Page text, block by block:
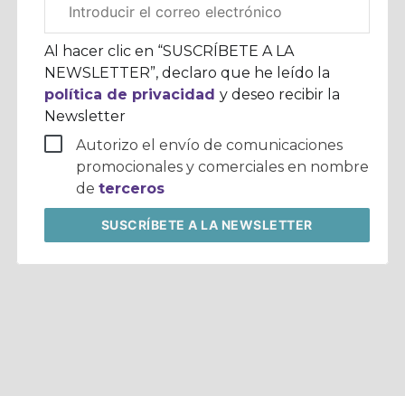
electrónico
corporativo
Al hacer clic en “SUSCRÍBETE A LA
NEWSLETTER”, declaro que he leído la
política de privacidady deseo recibir la
Newsletter
Autorizo el envío de comunicaciones
promocionales y comerciales en nombre
deterceros
SUSCRÍBETEA LA NEWSLETTER